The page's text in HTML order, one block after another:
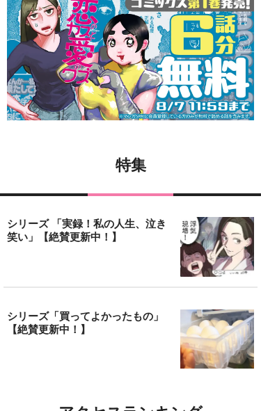
特集
シリーズ 「実録！私の人生、泣き
笑い」【絶賛更新中！】
シリーズ「買ってよかったもの」
【絶賛更新中！】